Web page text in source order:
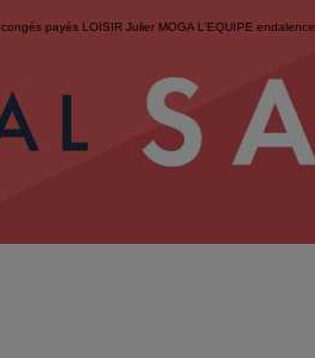
congés payés LOISIR Julier MOGA L'EQUIPE endalence